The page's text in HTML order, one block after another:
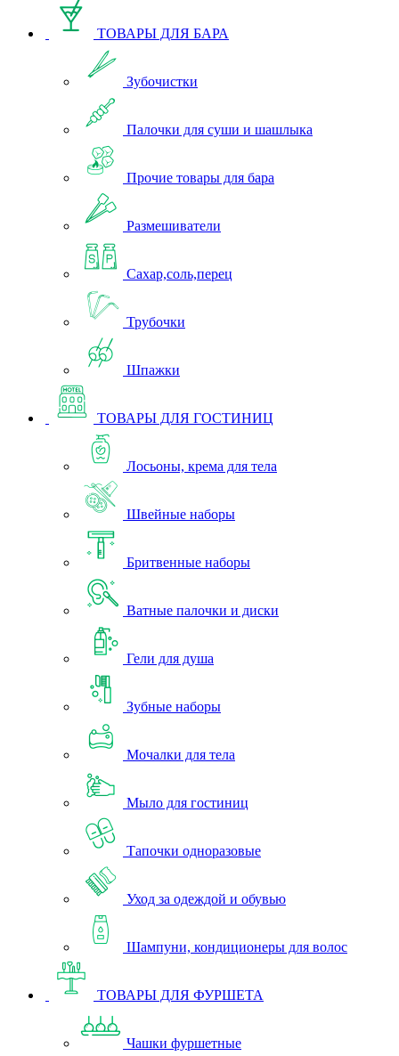
ТОВАРЫ ДЛЯ БАРА
Зубочистки
Палочки для суши и шашлыка
Прочие товары для бара
Размешиватели
Сахар,соль,перец
Трубочки
Шпажки
ТОВАРЫ ДЛЯ ГОСТИНИЦ
Лосьоны, крема для тела
Швейные наборы
Бритвенные наборы
Ватные палочки и диски
Гели для душа
Зубные наборы
Мочалки для тела
Мыло для гостиниц
Тапочки одноразовые
Уход за одеждой и обувью
Шампуни, кондиционеры для волос
ТОВАРЫ ДЛЯ ФУРШЕТА
Чашки фуршетные